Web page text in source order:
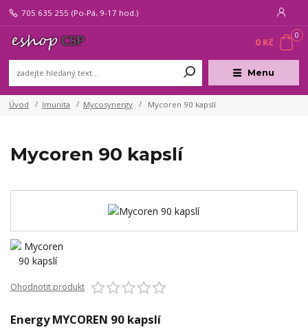
Menu
705 635 255 (Po-Pá, 9-17 hod.)
0
0 Kč
Úvod Imunita Mycosynergy Mycoren 90 kapslí
Mycoren 90 kapslí
Ohodnotit produkt
Energy MYCOREN 90 kapslí